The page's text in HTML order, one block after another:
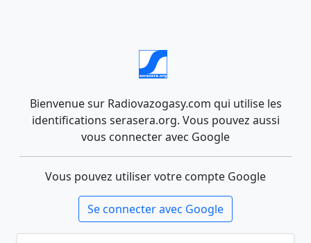
Bienvenue sur Radiovazogasy.com qui utilise les
identifications serasera.org. Vous pouvez aussi
vous connecter avec Google
Vous pouvez utiliser votre compte Google
Se connecter avec Google